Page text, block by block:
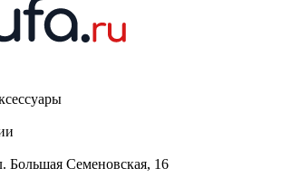
Большая Семеновская, 16